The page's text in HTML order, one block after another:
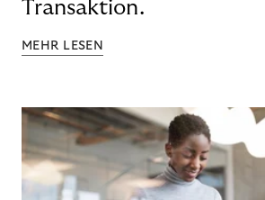
Transaktion.
MEHR LESEN